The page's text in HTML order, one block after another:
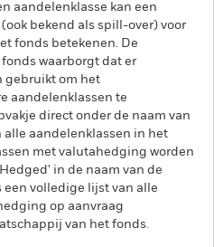
aandelenklasse kan een
bekend als spill-over) voor
fonds betekenen. De
waarborgt dat er
gebruikt om het
aandelenklassen te
direct onder de naam van
alle aandelenklassen in het
met valutahedging worden
in de naam van de
een volledige lijst van alle
op aanvraag
van het fonds.